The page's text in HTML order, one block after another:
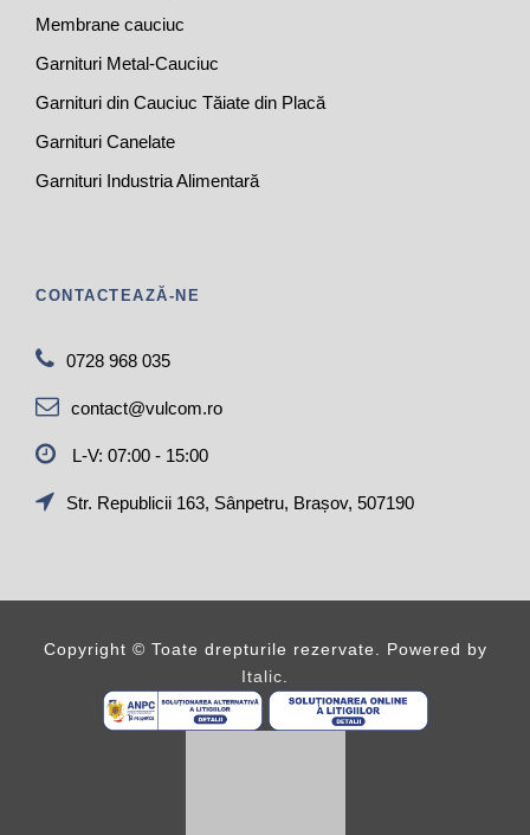
Membrane cauciuc
Garnituri Metal-Cauciuc
Garnituri din Cauciuc Tăiate din Placă
Garnituri Canelate
Garnituri Industria Alimentară
CONTACTEAZĂ-NE
0728 968 035
contact@vulcom.ro
L-V: 07:00 - 15:00
Str. Republicii 163, Sânpetru, Brașov, 507190
Copyright © Toate drepturile rezervate. Powered by
Italic